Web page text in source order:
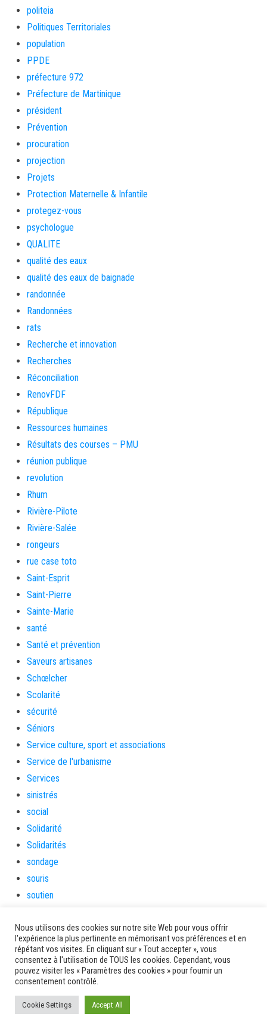
politeia
Politiques Territoriales
population
PPDE
préfecture 972
Préfecture de Martinique
président
Prévention
procuration
projection
Projets
Protection Maternelle & Infantile
protegez-vous
psychologue
QUALITE
qualité des eaux
qualité des eaux de baignade
randonnée
Randonnées
rats
Recherche et innovation
Recherches
Réconciliation
RenovFDF
République
Ressources humaines
Résultats des courses – PMU
réunion publique
revolution
Rhum
Rivière-Pilote
Rivière-Salée
rongeurs
rue case toto
Saint-Esprit
Saint-Pierre
Sainte-Marie
santé
Santé et prévention
Saveurs artisanes
Schœlcher
Scolarité
sécurité
Séniors
Service culture, sport et associations
Service de l'urbanisme
Services
sinistrés
social
Solidarité
Solidarités
sondage
souris
soutien
Spectacle
Sport
Sports de nature
stage
Survie
tambour
Nous utilisons des cookies sur notre site Web pour vous offrir
l'expérience la plus pertinente en mémorisant vos préférences et en
répétant vos visites. En cliquant sur « Tout accepter », vous
consentez à l'utilisation de TOUS les cookies. Cependant, vous
pouvez visiter les « Paramètres des cookies » pour fournir un
consentement contrôlé.
Cookie Settings Accept All